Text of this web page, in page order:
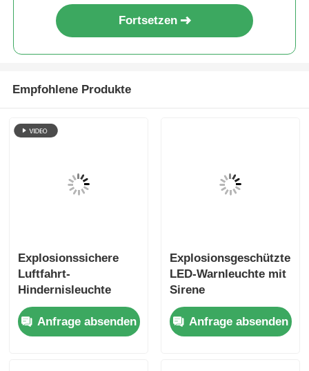
Fortsetzen
Empfohlene Produkte
Explosionssichere
Luftfahrt-
Hindernisleuchte
Anfrage absenden
Explosionsgeschützte
LED-Warnleuchte mit
Sirene
Anfrage absenden